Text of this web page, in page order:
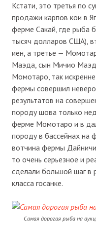
Кстати, это третья по
продажи карпов кои в
ферме Сакай, где рыба
тысяч долларов США),
иен, а третье —
Маэда, сын Мичио
Момотаро, так
фермы совершил
результатов на
породу шова только
ферме Момотаро и в
породу в бассейнах на
вотчина фермы
то очень серьезное и
сделали большой шаг в
класса госанке.
Самая дорогая рыба на